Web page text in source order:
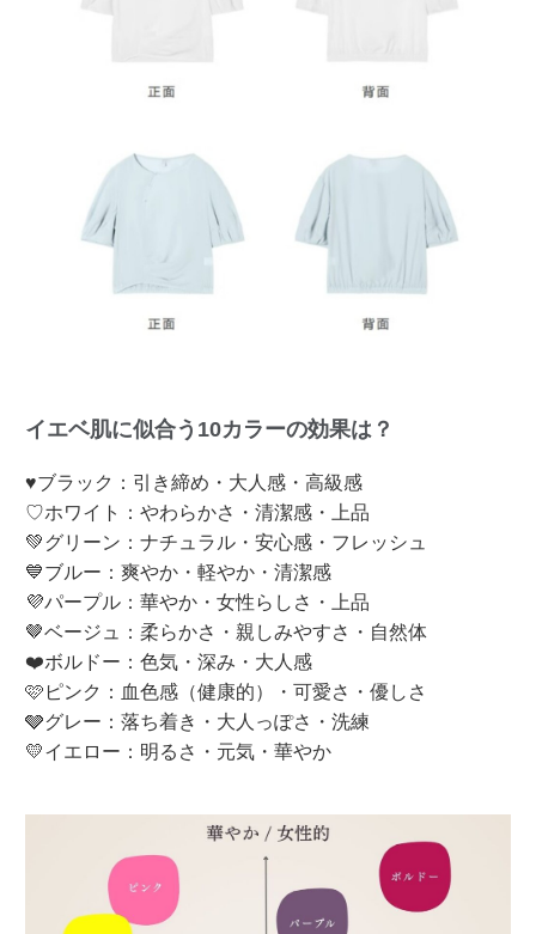
イエベ肌に似合う10カラーの効果は？
♥ブラック：引き締め・大人感・高級感
♡ホワイト：やわらかさ・清潔感・上品
💚グリーン：ナチュラル・安心感・フレッシュ
💙ブルー：爽やか・軽やか・清潔感
💜パープル：華やか・女性らしさ・上品
🤎ベージュ：柔らかさ・親しみやすさ・自然体
❤️ボルドー：色気・深み・大人感
🩷ピンク：血色感（健康的）・可愛さ・優しさ
🩶グレー：落ち着き・大人っぽさ・洗練
💛イエロー：明るさ・元気・華やか